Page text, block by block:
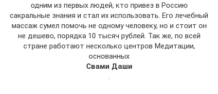
одним из первых людей, кто привез в Россию
сакральные знания и стал их использовать. Его лечебный
массаж сумел помочь не одному человеку, но и стоит он
не дешево, порядка 10 тысяч рублей. Так же, по всей
стране работают несколько центров Медитации,
основанных
Свами Даши
.